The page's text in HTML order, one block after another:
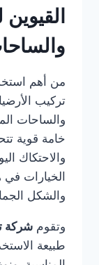
من أهم
تركيب
والساحات
خامة قوية
والاحتكاك
الخيارات في
والشكل
وتقوم شركة
طبيعة